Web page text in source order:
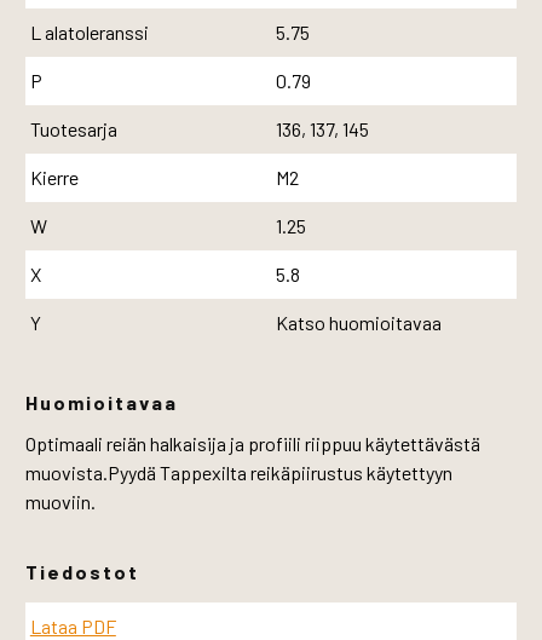
L alatoleranssi 5.75
P 0.79
Tuotesarja 136, 137, 145
Kierre M2
W 1.25
X 5.8
Y Katso huomioitavaa
Huomioitavaa
Optimaali reiän halkaisija ja profiili riippuu käytettävästä
muovista.Pyydä Tappexilta reikäpiirustus käytettyyn
muoviin.
Tiedostot
Lataa PDF